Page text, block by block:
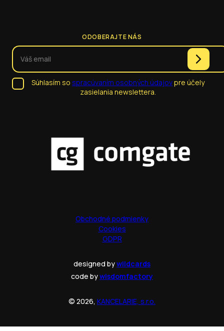
ODOBERAJTE NÁS
Súhlasím so spracúvaním osobných údajovpre účely
zasielania newslettera.
Obchodné podmienky
Cookies
GDPR
designed bywildcards
code bywisdomfactory
© 2026, KANCELARIE, s.r.o.